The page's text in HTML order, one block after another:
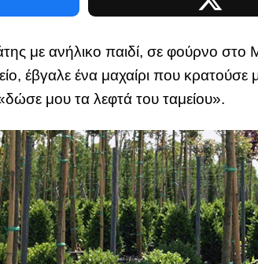
με ανήλικο παιδί, σε φούρνο στο
έβγαλε ένα μαχαίρι που κρατούσε
μου τα λεφτά του ταμείου».